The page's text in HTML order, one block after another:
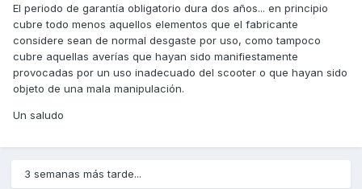
Porque sinceramente, he visto que se puede hacer
perfectamente en casa uno mismo.
Gracias y perdonar la molestia.
El periodo de garantía obligatorio dura dos años... en principio
cubre todo menos aquellos elementos que el fabricante
considere sean de normal desgaste por uso, como tampoco
cubre aquellas averías que hayan sido manifiestamente
provocadas por un uso inadecuado del scooter o que hayan sido
objeto de una mala manipulación.
Un saludo
3 semanas más tarde...